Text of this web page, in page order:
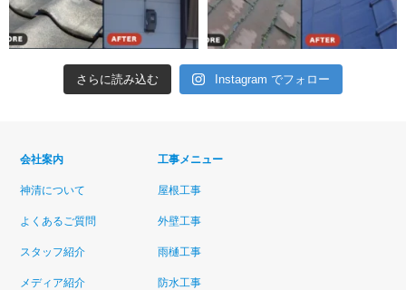
さらに読み込む Instagram でフォロー
会社案内
神清について
よくあるご質問
スタッフ紹介
メディア紹介
工事メニュー
屋根工事
外壁工事
雨樋工事
防水工事